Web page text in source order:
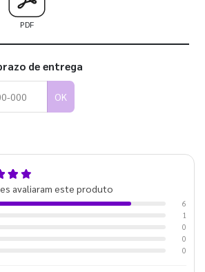
PDF
de entrega
OK
avaliaram este produto
6
1
0
0
0